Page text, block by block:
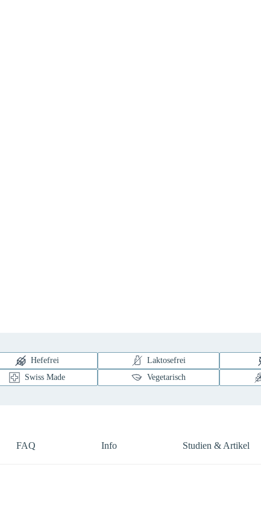
Hefefrei Laktosefrei
Swiss Made Vegetarisch
FAQ Info Studien & Artikel